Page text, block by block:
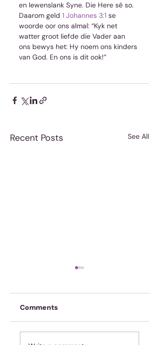
en lewenslank Syne. Die Here sê so.
Daarom geld 1 Johannes 3:1 se
woorde oor ons almal: “Kyk net
watter groot liefde die Vader aan
ons bewys het: Hy noem ons kinders
van God. En ons is dit ook!”
Recent Posts See All
Comments